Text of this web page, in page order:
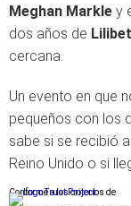
Meghan Markle y
dos años de Lilibet
cercana.
Un evento en que
pequeños con los
sabe si se recibió
Reino Unido o si
Conforme a los criterios de